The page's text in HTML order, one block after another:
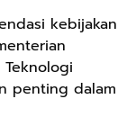
kebijakan
penting dalam